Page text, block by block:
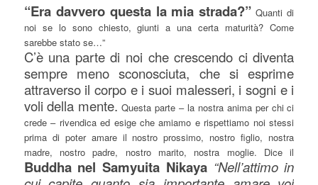
“Era davvero questa la mia strada?” Quanti di
noi se lo sono chiesto, giunti a una certa maturità? Come
sarebbe stato se…”
C’è una parte di noi che crescendo ci diventa
sempre meno sconosciuta, che si esprime
attraverso il corpo e i suoi malesseri, i sogni e i
voli della mente. Questa parte – la nostra anima per chi ci
crede – rivendica ed esige che amiamo e rispettiamo noi stessi
prima di poter amare il nostro prossimo, nostro figlio, nostra
madre, nostro padre, nostro marito, nostra moglie. Dice il
Buddha nel Samyuita Nikaya “Nell’attimo in